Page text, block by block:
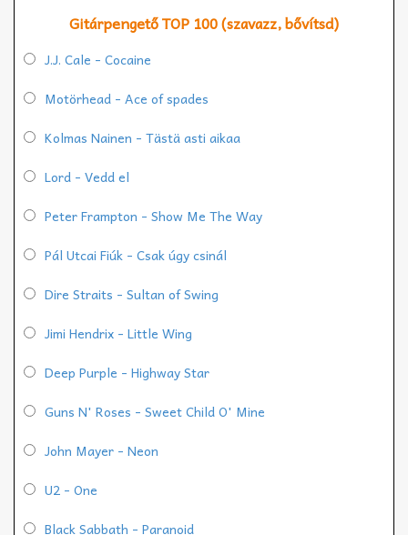
Gitárpengető TOP 100 (szavazz, bővítsd)
J.J. Cale - Cocaine
Motörhead - Ace of spades
Kolmas Nainen - Tästä asti aikaa
Lord - Vedd el
Peter Frampton - Show Me The Way
Pál Utcai Fiúk - Csak úgy csinál
Dire Straits - Sultan of Swing
Jimi Hendrix - Little Wing
Deep Purple - Highway Star
Guns N' Roses - Sweet Child O' Mine
John Mayer - Neon
U2 - One
Black Sabbath - Paranoid